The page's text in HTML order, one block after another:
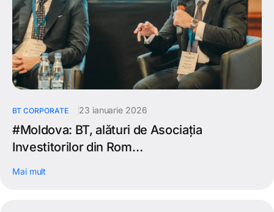
BT CORPORATE 23 ianuarie 2026
#Moldova: BT, alături de Asociația
Investitorilor din Rom…
Mai mult